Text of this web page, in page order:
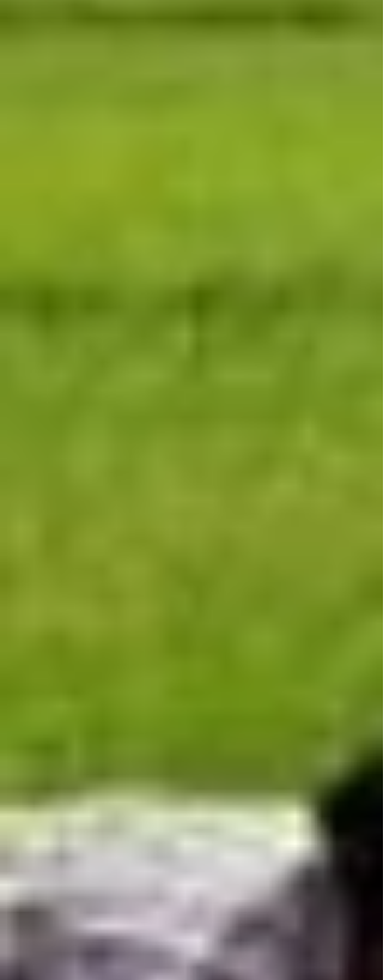
சரியான அறுவடை பிந்தைய மேலாண்மை முறைக